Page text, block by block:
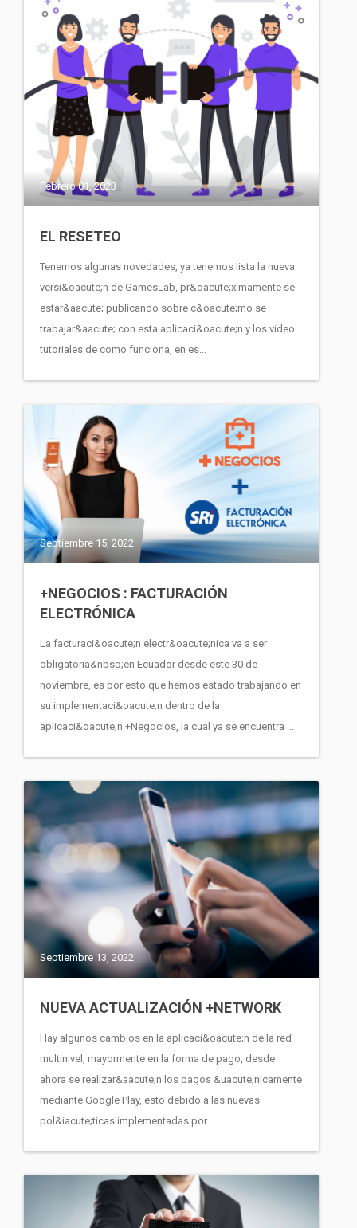
Febrero 01, 2023
EL RESETEO
Tenemos algunas novedades, ya tenemos lista la nueva
versi&oacute;n de GamesLab, pr&oacute;ximamente se
estar&aacute; publicando sobre c&oacute;mo se
trabajar&aacute; con esta aplicaci&oacute;n y los video
tutoriales de como funciona, en es...
Septiembre 15, 2022
+NEGOCIOS : FACTURACIÓN
ELECTRÓNICA
La facturaci&oacute;n electr&oacute;nica va a ser
obligatoria&nbsp;en Ecuador desde este 30 de
noviembre, es por esto que hemos estado trabajando en
su implementaci&oacute;n dentro de la
aplicaci&oacute;n +Negocios, la cual ya se encuentra ...
Septiembre 13, 2022
NUEVA ACTUALIZACIÓN +NETWORK
Hay algunos cambios en la aplicaci&oacute;n de la red
multinivel, mayormente en la forma de pago, desde
ahora se realizar&aacute;n los pagos &uacute;nicamente
mediante Google Play, esto debido a las nuevas
pol&iacute;ticas implementadas por...